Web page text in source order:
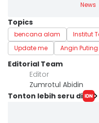
News
Topics
bencana alam
Institut
Update me
Angin
Editorial Team
Editor
Zumrotul Abidin
Tonton lebih seru di